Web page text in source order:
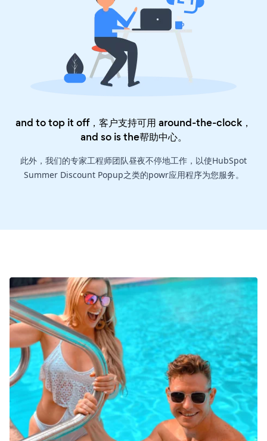
and to top it off，客户支持可用 around-the-clock，
and so is the帮助中心。
此外，我们的专家工程师团队昼夜不停地工作，以使HubSpot
Summer Discount Popup之类的powr应用程序为您服务。